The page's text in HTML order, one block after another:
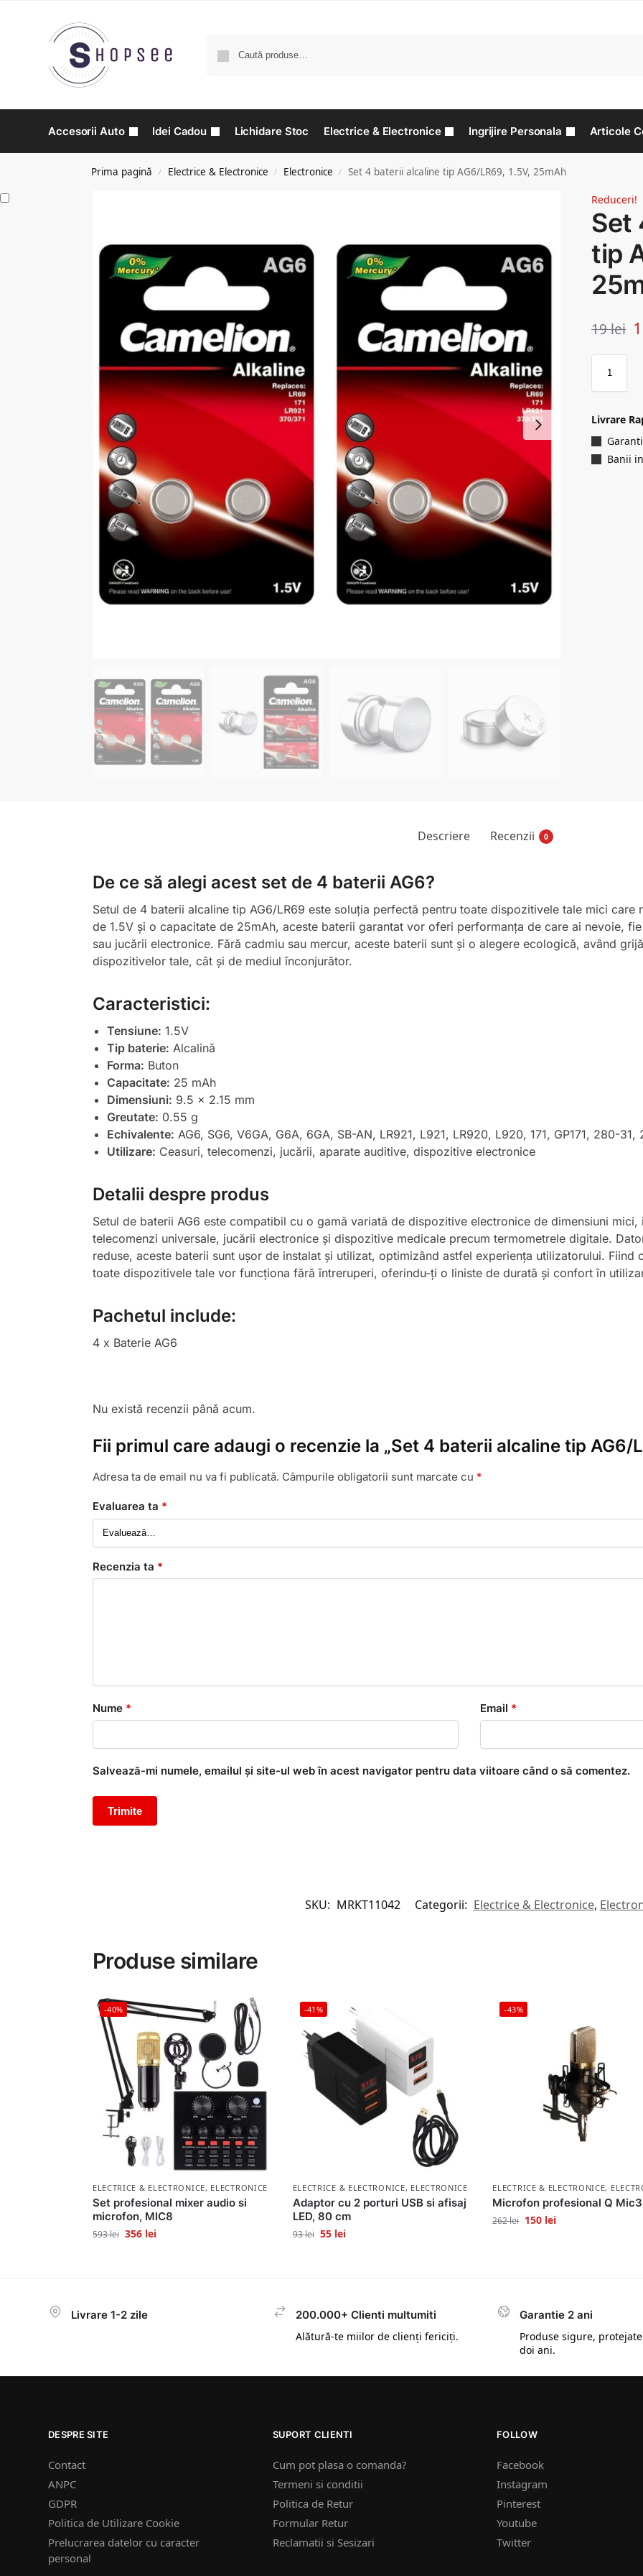
Accesorii Auto Idei Cadou Lichidare Stoc Electrice & Electronice Ingrijire Personala Articole
Prima pagină / Electrice & Electronice / Electronice / Set 4 baterii alcaline tip AG6/LR69, 1.5V, 25mAh
Reduceri!
Set
tip
19lei
Livrare
Banii
Descriere Recenzii 0
De ce să alegi acest set de 4 baterii AG6?
Setul de 4 baterii alcaline tip AG6/LR69 este soluția perfectă pentru toate dispozitivele tale mici care
de 1.5V și o capacitate de 25mAh, aceste baterii garantat vor oferi performanța de care ai nevoie,
sau jucării electronice. Fără cadmiu sau mercur, aceste baterii sunt și o alegere ecologică, având
dispozitivelor tale, cât și de mediul înconjurător.
Caracteristici:
Tensiune: 1.5V
Tip baterie: Alcalină
Forma: Buton
Capacitate: 25 mAh
Dimensiuni: 9.5 x 2.15 mm
Greutate: 0.55 g
Echivalente: AG6, SG6, V6GA, G6A, 6GA, SB-AN, LR921, L921, LR920, L920, 171, GP171, 280-31,
Utilizare: Ceasuri, telecomenzi, jucării, aparate auditive, dispozitive electronice
Detalii despre produs
Setul de baterii AG6 este compatibil cu o gamă variată de dispozitive electronice de dimensiuni
telecomenzi universale, jucării electronice și dispozitive medicale precum termometrele digitale.
reduse, aceste baterii sunt ușor de instalat și utilizat, optimizând astfel experiența utilizatorului. Fiind
toate dispozitivele tale vor funcționa fără întreruperi, oferindu-ți o liniste de durată și confort în
Pachetul include:
4 x Baterie AG6
Nu există recenzii până acum.
Fii primul care adaugi o recenzie la „Set 4 baterii alcaline tip AG6/
Adresa ta de email nu va fi publicată. Câmpurile obligatorii sunt marcate cu *
Evaluarea ta *
Recenzia ta *
Nume * Email *
Salvează-mi numele, emailul și site-ul web în acest navigator pentru data viitoare când o să comentez.
SKU: MRKT11042 Categorii: Electrice & Electronice,
Produse similare
-40%
ELECTRICE & ELECTRONICE, ELECTRONICE
Set profesional mixer audio si
microfon, MIC8
593lei 356 lei
-41%
ELECTRICE & ELECTRONICE, ELECTRONICE
Adaptor cu 2 porturi USB si afisaj
LED, 80 cm
93lei 55 lei
-43%
ELECTRICE & ELECTRONICE,
Microfon profesional Q Mic3
262lei 150 lei
Livrare 1-2 zile
200.000+ Clienti multumiti
Alătură-te miilor de clienți fericiți.
Garantie 2 ani
Produse sigure,
doi ani.
DESPRE SITE
Contact
ANPC
GDPR
Politica de Utilizare Cookie
Prelucrarea datelor cu caracter
personal
SUPORT CLIENTI
Cum pot plasa o comanda?
Termeni si conditii
Politica de Retur
Formular Retur
Reclamatii si Sesizari
FOLLOW
Facebook
Instagram
Pinterest
Youtube
Twitter